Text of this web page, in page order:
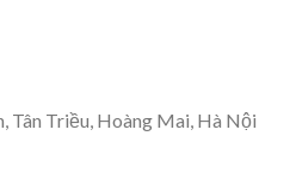
Tân Triều, Hoàng Mai, Hà Nội